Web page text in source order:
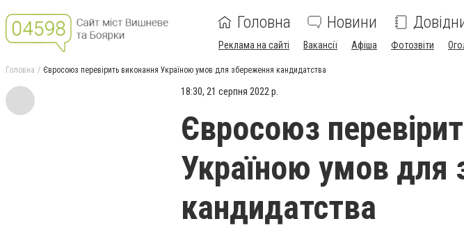
Головна Новини
Реклама на сайті Вакансії Афіша Фотозвіти
Головна Євросоюз перевірить виконання Україною умов для збереження кандидатства
18:30, 21 серпня 2022 р.
Євросоюз
Україною умов для
кандидатства